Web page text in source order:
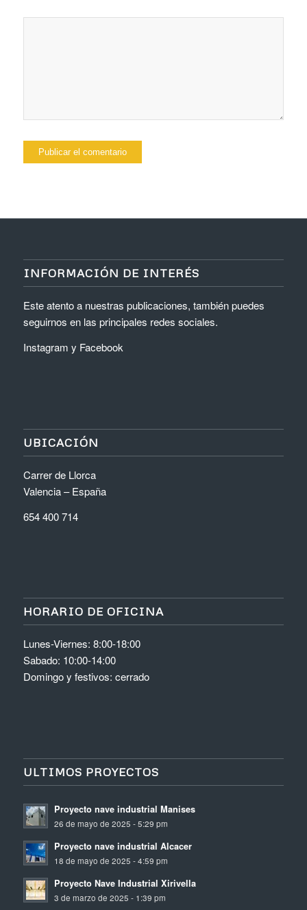
INFORMACIÓN DE INTERÉS
Este atento a nuestras publicaciones, también puedes
seguirnos en las principales redes sociales.
Instagram y Facebook
UBICACIÓN
Carrer de Llorca
Valencia – España
654 400 714
HORARIO DE OFICINA
Lunes-Viernes: 8:00-18:00
Sabado: 10:00-14:00
Domingo y festivos: cerrado
ULTIMOS PROYECTOS
Proyecto nave industrial Manises
26 de mayo de 2025 - 5:29 pm
Proyecto nave industrial Alcacer
18 de mayo de 2025 - 4:59 pm
Proyecto Nave Industrial Xirivella
3 de marzo de 2025 - 1:39 pm